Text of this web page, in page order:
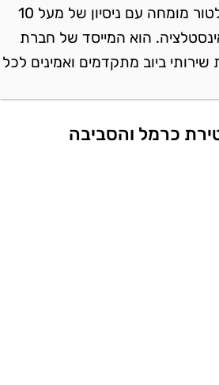
ישראל כהן הוא אינסטלטור מומחה עם ניסיון של מעל 10
הוא המייסד של חברת
ביוב מתקדמים ואמינים לכל
כרמל והסביבה